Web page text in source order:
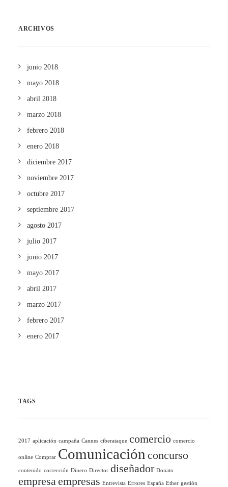
ARCHIVOS
junio 2018
mayo 2018
abril 2018
marzo 2018
febrero 2018
enero 2018
diciembre 2017
noviembre 2017
octubre 2017
septiembre 2017
agosto 2017
julio 2017
junio 2017
mayo 2017
abril 2017
marzo 2017
febrero 2017
enero 2017
TAGS
2017 aplicación campaña Cannes ciberataque comercio comercio
online Comprar Comunicación concurso
contenido corrección Dinero Director diseñador Donato
empresaempresas Entrevista Errores España Ether gestión